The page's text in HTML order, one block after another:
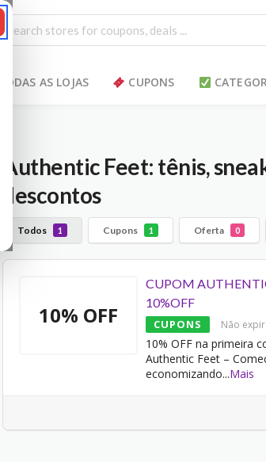
TODAS AS LOJAS CUPONS
Authentic Feet: tênis,
descontos
Todos 1 Cupons 1 Oferta 0
10% OFF
CUPOM
10%OFF
CUPONS Não
10% OFF na primeira
Authentic Feet –
economizando...Mais